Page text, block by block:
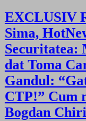
EXCLUSIV
Sima,
Securitatea:
dat Toma
Gandul:
CTP!” Cum
Bogdan